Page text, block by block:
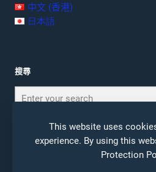
中文 (香港)
日本語
搜尋
This website uses
experience. By using this
Protection